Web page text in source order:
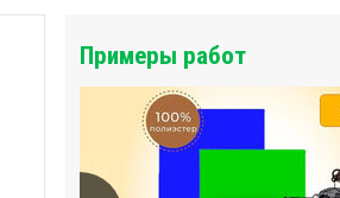
Примеры работ